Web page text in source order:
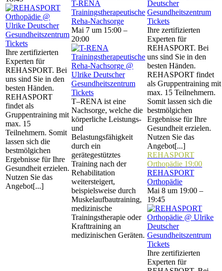
Tickets
Ihre zertifizierten
Experten für
REHASPORT. Bei
uns sind Sie in den
besten Händen.
REHASPORT
findet als
Gruppentraining mit
max. 15
Teilnehmern. Somit
lassen sich die
bestmölgichen
Ergebnisse für Ihre
Gesundheit erzielen.
Nutzen Sie das
Angebot[...]
T-RENA
Trainingstherapeutische
Reha-Nachsorge
Mai 7 um 15:00 –
20:00
Tickets
T–RENA ist eine
Nachsorge, welche die
körperliche Leistungs-
und
Belastungsfähigkeit
durch ein
gerätegestütztes
Training nach der
Rehabilitation
weitersteigert,
beispielsweise durch
Muskelaufbautraining,
medizinische
Trainingstherapie oder
Krafttraining an
medizinischen Geräten.
Tickets
Ihre zertifizierten
Experten für
REHASPORT. Bei
uns sind Sie in den
besten Händen.
REHASPORT findet
als Gruppentraining mit
max. 15 Teilnehmern.
Somit lassen sich die
bestmölgichen
Ergebnisse für Ihre
Gesundheit erzielen.
Nutzen Sie das
Angebot[...]
REHASPORT
Orthopädie 19:00
REHASPORT
Orthopädie
Mai 8 um 19:00 –
19:45
Tickets
Ihre zertifizierten
Experten für